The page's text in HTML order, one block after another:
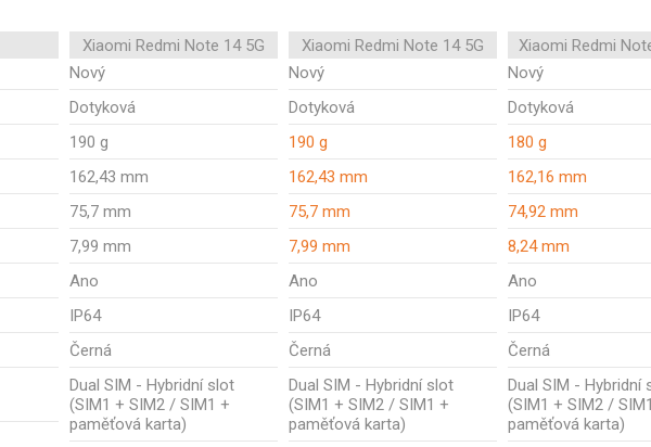
Xiaomi Redmi Note 14 5G Xiaomi Redmi Note 14 5G
Xiaomi Redmi
Nový Nový
Nový
Dotyková Dotyková
Dotyková
190 g 190 g
180 g
162,43 mm 162,43 mm
162,16 mm
75,7 mm 75,7 mm
74,92 mm
7,99 mm 7,99 mm
8,24 mm
Ano Ano
Ano
IP64 IP64
IP64
Černá Černá Černá
Dual SIM - Hybridní slot
(SIM1 + SIM2 / SIM1 +
paměťová karta)
Dual SIM - Hybridní slot
(SIM1 + SIM2 / SIM1 +
paměťová karta)
Dual SIM - Hybridní
(SIM1 + SIM2 /
paměťová karta)